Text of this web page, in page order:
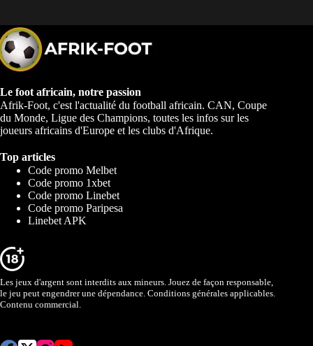
Le foot africain, notre passion
Afrik-Foot, c'est l'actualité du football africain. CAN, Coupe
du Monde, Ligue des Champions, toutes les infos sur les
joueurs africains d'Europe et les clubs d'Afrique.
Top articles
Code promo Melbet
Code promo 1xbet
Code promo Linebet
Code promo Paripesa
Linebet APK
Les jeux d'argent sont interdits aux mineurs. Jouez de façon responsable,
le jeu peut engendrer une dépendance. Conditions générales applicables.
Contenu commercial.